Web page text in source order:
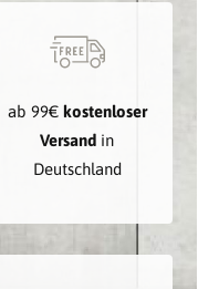
ab 99€ kostenloser
Versand in
Deutschland